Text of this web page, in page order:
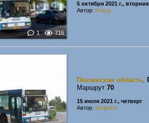
1 716
5 октября 2021 г., вторник
Автор: Клауд
Пензенская область,
Маршрут 70
15 июля 2021 г., четверг
Автор: Serginho